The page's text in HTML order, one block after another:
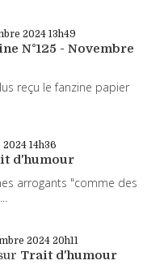
2024 13h49
N°125 - Novembre
reçu le fanzine papier
2024 14h36
d'humour
arrogants "comme des
2024 20h11
Trait d'humour